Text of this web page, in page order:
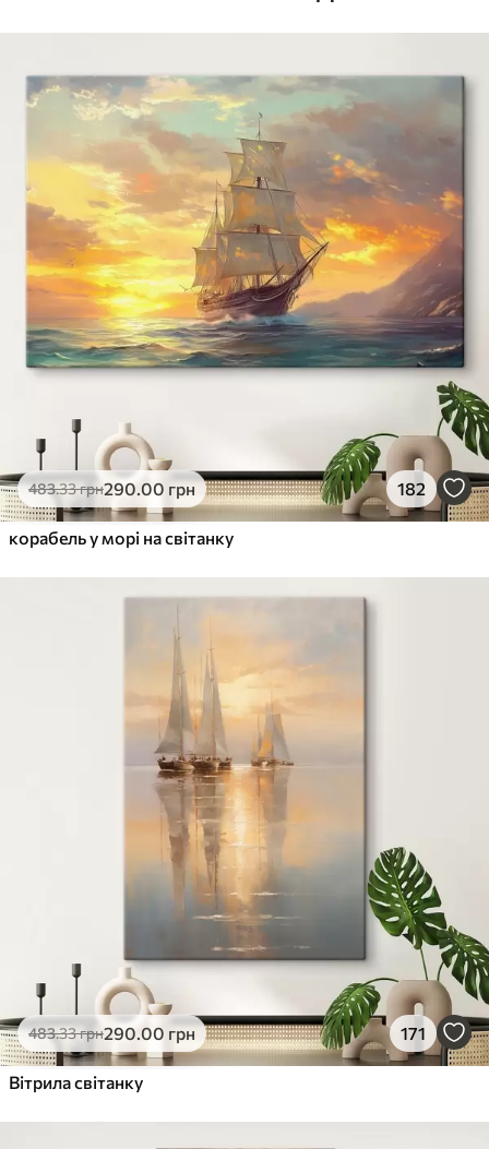
Від290.00грн
✓Яскраві, насичені кольори
✓ Стійкість до вицвітання
Безпечне чорнило без запаху
✗ Поверхня з текстурою полотна
Екологічний матеріал
Преміум
Від363.00грн
✓Яскраві, насичені кольори
✓Стійкість до вицвітання
✓Безпечне чорнило без запаху
✓
Еко-Преміум
Від .00грн
✓Яскраві, насичені кольори
Поверхня з текстурою полотна
Екологічний матеріал
483.33грн290.00 грн 182
корабель у морі на світанку
483.33грн290.00 грн 171
Вітрила світанку